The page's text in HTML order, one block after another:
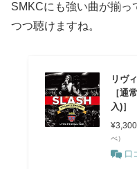
SMKCにも強い曲が揃
つつ聴けますね。
リヴ
［通
入)］
¥3,300
べ）
口